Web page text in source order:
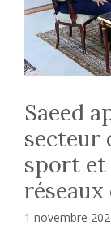
Saeed
secteur
sport et
1 novembre